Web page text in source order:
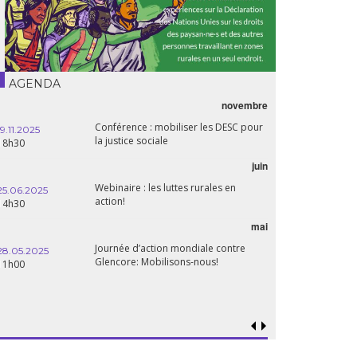
AGENDA
novembre
Conférence : mobiliser les DESC pour
la justice sociale
juin
Webinaire : les luttes rurales en
action!
mai
Journée d’action mondiale contre
Glencore: Mobilisons-nous!